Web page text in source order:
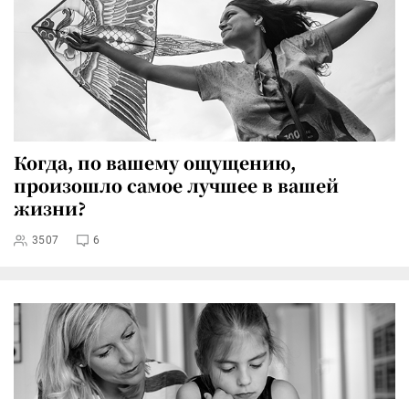
Когда, по вашему ощущению,
произошло самое лучшее в вашей
жизни?
3507 6